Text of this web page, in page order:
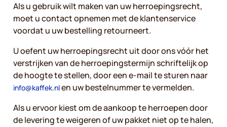
Als u gebruik wilt maken van uw herroepingsrecht,
moet u contact opnemen met de klantenservice
voordat u uw bestelling retourneert.
U oefent uw herroepingsrecht uit door ons vóór het
verstrijken van de herroepingstermijn schriftelijk op
de hoogte te stellen, door een e-mail te sturen naar
info@kaffek.nlen uw bestelnummer te vermelden.
Als u ervoor kiest om de aankoop te herroepen door
de levering te weigeren of uw pakket niet op te halen,